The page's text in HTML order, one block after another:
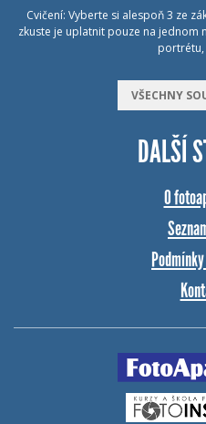
Cvičení: Vyberte si alespoň 3 ze
zkuste je uplatnit pouze na jednom
VŠECHNY
DALŠÍ
O